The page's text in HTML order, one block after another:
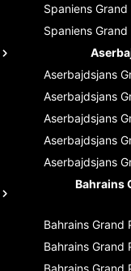
Spaniens Grand
Spaniens Grand
Aserbajdsjans
Aserbajdsjans
Aserbajdsjans
Aserbajdsjans
Aserbajdsjans
Bahrains
Bahrains Grand
Bahrains Grand
Bahrains Grand